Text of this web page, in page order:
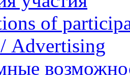
of
Advertising